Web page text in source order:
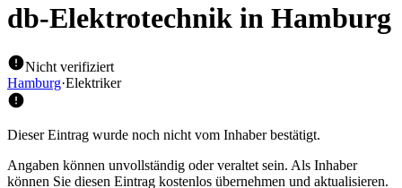
db-Elektrotechnik in Hamburg
Nicht verifiziert
Hamburg·Elektriker
Dieser Eintrag wurde noch nicht vom Inhaber bestätigt.
Angaben können unvollständig oder veraltet sein. Als Inhaber
können Sie diesen Eintrag kostenlos übernehmen und aktualisieren.